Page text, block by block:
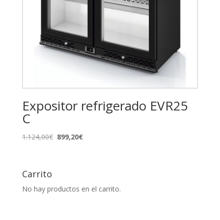
Expositor refrigerado EVR25
C
1.124,00€El899,20€El
Carrito
No hay productos en el carrito.